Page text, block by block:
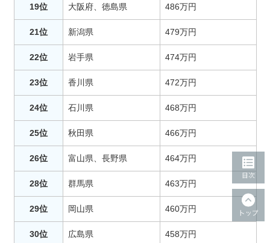
19位 大阪府、徳島県 486万円
21位 新潟県 479万円
22位 岩手県 474万円
23位 香川県 472万円
24位 石川県 468万円
25位 秋田県 466万円
26位 富山県、長野県 464万円
28位 群馬県 463万円
29位 岡山県 460万円
30位 広島県 458万円